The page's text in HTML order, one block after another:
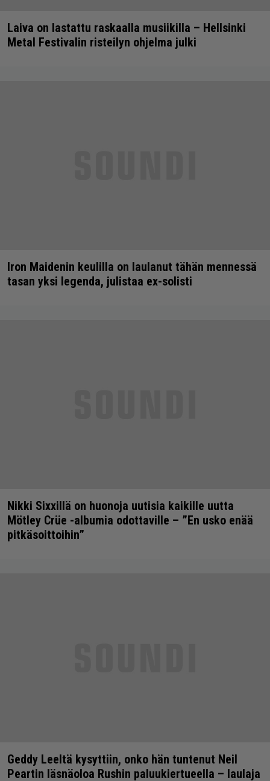
Laiva on lastattu raskaalla musiikilla – Hellsinki
Metal Festivalin risteilyn ohjelma julki
Iron Maidenin keulilla on laulanut tähän mennessä
tasan yksi legenda, julistaa ex-solisti
Nikki Sixxillä on huonoja uutisia kaikille uutta
Mötley Crüe -albumia odottaville – ”En usko enää
pitkäsoittoihin”
Geddy Leeltä kysyttiin, onko hän tuntenut Neil
Peartin läsnäoloa Rushin paluukiertueella – laulaja